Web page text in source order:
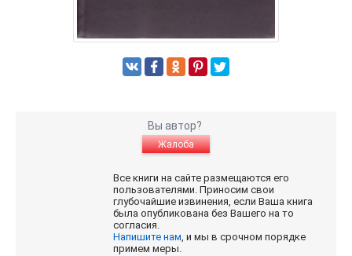
Вы автор?
Жалоба
Все книги на сайте размещаются его
пользователями. Приносим свои
глубочайшие извинения, если Ваша книга
была опубликована без Вашего на то
согласия.
Напишите нам, и мы в срочном порядке
примем меры.